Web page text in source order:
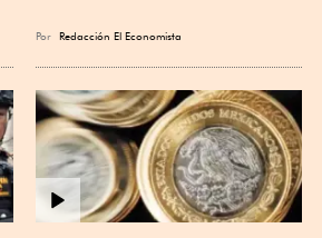
Por Redacción El Economista